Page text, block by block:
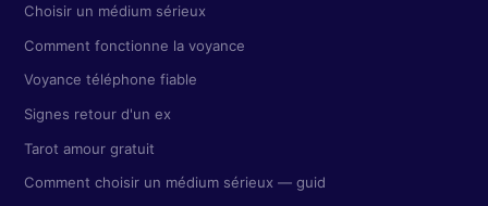
Choisir un médium sérieux
Comment fonctionne la voyance
Voyance téléphone fiable
Signes retour d'un ex
Tarot amour gratuit
Comment choisir un médium sérieux — guid